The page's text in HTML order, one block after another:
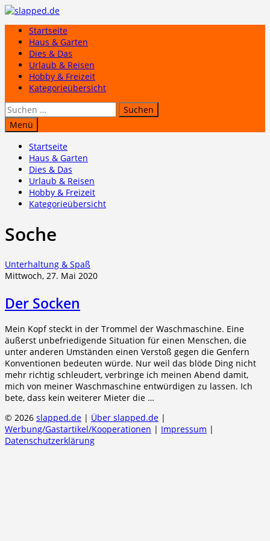
Zum
springenStartseite
Haus & Garten
Dies & Das
Urlaub & Reisen
Hobby & Freizeit
Kategorieübersicht
Suchen
nach:
Menü
Startseite
Haus & Garten
Dies & Das
Urlaub & Reisen
Hobby & Freizeit
Kategorieübersicht
Soche
Unterhaltung & Spaß
Mittwoch, 27. Mai 2020
Der Socken
Mein Kopf steckt in der Trommel der Waschmaschine. Eine
äußerst unbefriedigende Situation für einen Menschen, die
unter anderen Umständen einen Verstoß gegen die Genfern
Konventionen bedeuten würde. Nur weil das blöde Ding nicht
mehr richtig schleudert, verbringe ich meinen Abend damit,
mich von meiner Waschmaschine entwürdigen zu lassen. Ich
bete, dass kein weiterer Mieter die …
© 2026 slapped.de | Über slapped.de |
Werbung/Gastartikel/Kooperationen | Impressum |
Datenschutzerklärung